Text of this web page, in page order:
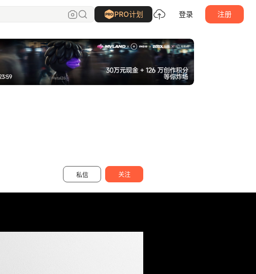
PRO计划 登录 注册
私信 关注
艺搏云天画册设计 关注